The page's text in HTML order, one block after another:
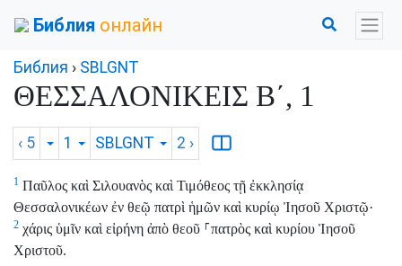
Библия онлайн
Библия › SBLGNT
ΘΕΣΣΑΛΟΝΙΚΕΙΣ Β΄, 1
‹ 5 1 SBLGNT 2 ›
1 Παῦλος καὶ Σιλουανὸς καὶ Τιμόθεος τῇ ἐκκλησίᾳ
Θεσσαλονικέων ἐν θεῷ πατρὶ ἡμῶν καὶ κυρίῳ Ἰησοῦ Χριστῷ·
2 χάρις ὑμῖν καὶ εἰρήνη ἀπὸ θεοῦ ⸀πατρὸς καὶ κυρίου Ἰησοῦ
Χριστοῦ.